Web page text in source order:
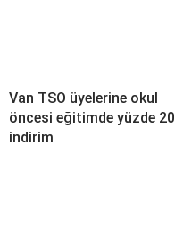
Van TSO üyelerine okul
öncesi eğitimde yüzde 20
indirim